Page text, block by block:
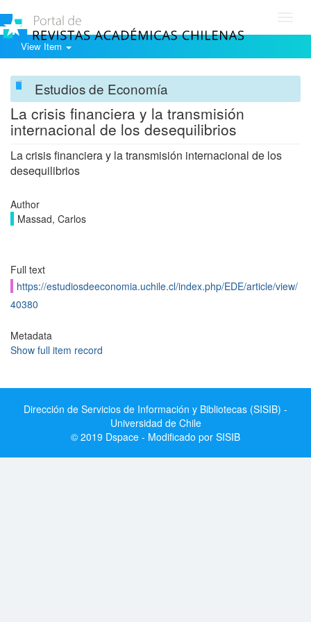
View Item
Estudios de Economía
La crisis financiera y la transmisión
internacional de los desequilibrios
La crisis financiera y la transmisión internacional de los
desequilibrios
Author
Massad, Carlos
Full text
https://estudiosdeeconomia.uchile.cl/index.php/EDE/article/view/
40380
Metadata
Show full item record
Dirección de Servicios de Información y Bibliotecas (SISIB) -
Universidad de Chile
© 2019 Dspace - Modificado por SISIB